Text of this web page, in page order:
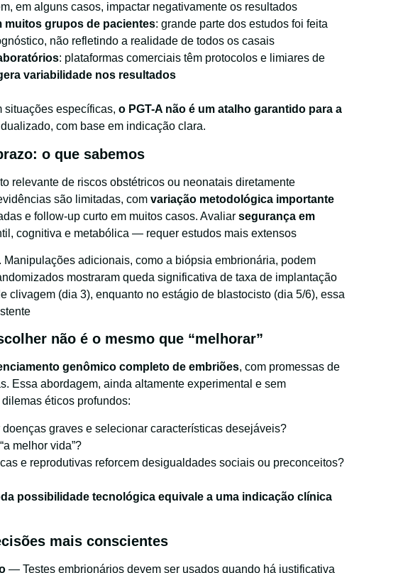
em alguns casos, impactar negativamente os resultados
muitos grupos de pacientes: grande parte dos estudos foi feita
não refletindo a realidade de todos os casais
: plataformas comerciais têm protocolos e limiares de
variabilidade nos resultados
situações específicas, o PGT-A não é um atalho garantido para a
com base em indicação clara.
o que sabemos
relevante de riscos obstétricos ou neonatais diretamente
são limitadas, com variação metodológica importante
e follow-up curto em muitos casos. Avaliar segurança em
cognitiva e metabólica — requer estudos mais extensos
. Manipulações adicionais, como a biópsia embrionária, podem
mostraram queda significativa de taxa de implantação
clivagem (dia 3), enquanto no estágio de blastocisto (dia 5/6), essa
não é o mesmo que “melhorar”
genômico completo de embriões, com promessas de
Essa abordagem, ainda altamente experimental e sem
éticos profundos:
graves e selecionar características desejáveis?
melhor vida”?
e reprodutivas reforcem desigualdades sociais ou preconceitos?
possibilidade tecnológica equivale a uma indicação clínica
mais conscientes
— Testes embrionários devem ser usados quando há justificativa